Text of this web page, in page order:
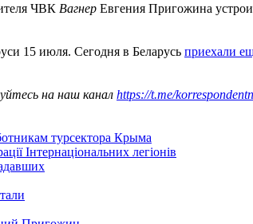
ЧВК Вагнер Евгения Пригожина
15 июля. Сегодня в Беларусь приехали
на наш канал https://t.me/
турсектора Крыма
Інтернаціональних легіонів